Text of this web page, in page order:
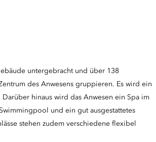
untergebracht und über 138
des Anwesens gruppieren. Es wird ein
hinaus wird das Anwesen ein Spa im
und ein gut ausgestattetes
stehen zudem verschiedene flexibel